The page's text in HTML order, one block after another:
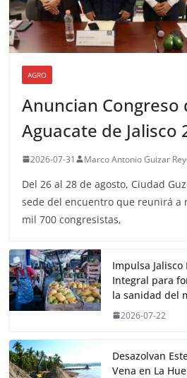
AGRO
Anuncian Congreso
Aguacate de Jalisco
2026-07-31 Marco Antonio Guizar
Del 26 al 28 de agosto, Ciudad
sede del encuentro que reunirá a
mil 700 congresistas,
Impulsa Jalisco
Integral para
la sanidad del
2026-07-22
Desazolvan
Vena en La